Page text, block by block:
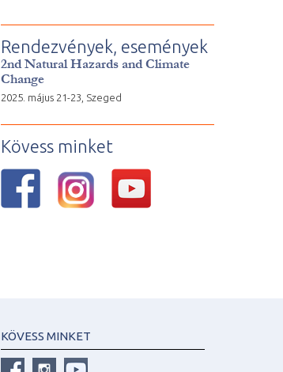
Rendezvények, események
2nd Natural Hazards and Climate
Change
2025. május 21-23, Szeged
Kövess minket
KÖVESS MINKET